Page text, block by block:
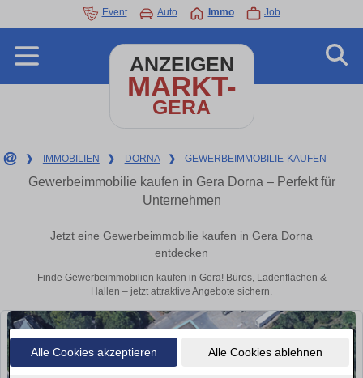
Alle Cookies akzeptieren Alle Cookies ablehnen
Event Auto Immo Job
ANZEIGEN
MARKT-
GERA
❯ IMMOBILIEN ❯ DORNA ❯ GEWERBEIMMOBILIE-KAUFEN
Gewerbeimmobilie kaufen in Gera Dorna – Perfekt für
Unternehmen
Jetzt eine Gewerbeimmobilie kaufen in Gera Dorna
entdecken
Finde Gewerbeimmobilien kaufen in Gera! Büros, Ladenflächen &
Hallen – jetzt attraktive Angebote sichern.